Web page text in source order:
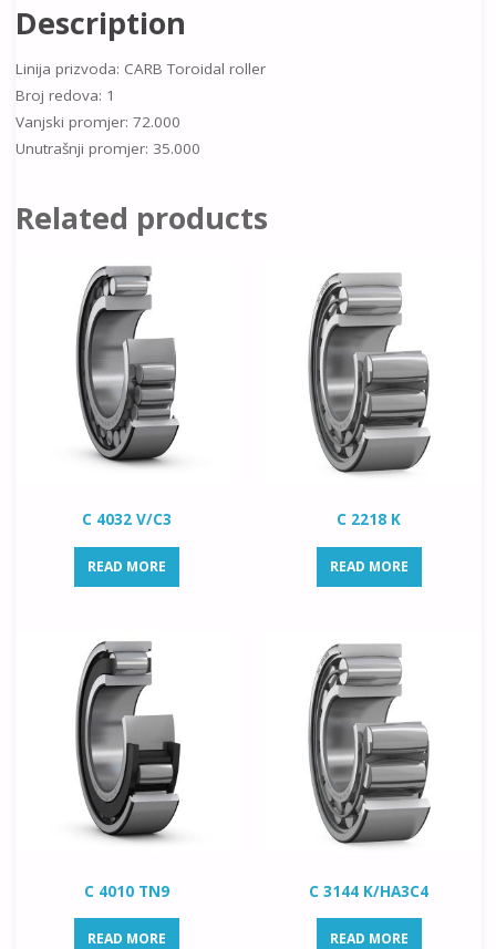
Description
Linija prizvoda: CARB Toroidal roller
Broj redova: 1
Vanjski promjer: 72.000
Unutrašnji promjer: 35.000
Related products
C 4032 V/C3
READ MORE
C 2218 K
READ MORE
C 4010 TN9
READ MORE
C 3144 K/HA3C4
READ MORE